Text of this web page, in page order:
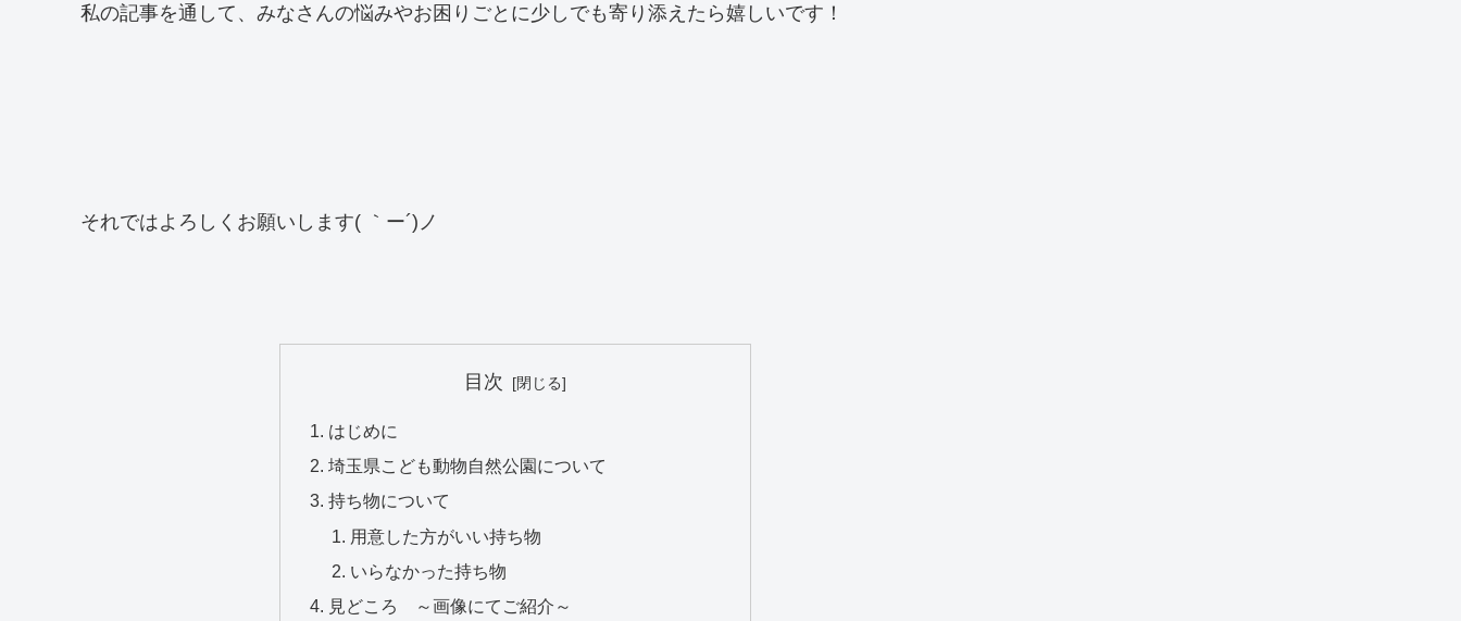
私の記事を通して、みなさんの悩みやお困りごとに少しでも寄り添えたら嬉しいです！
それではよろしくお願いします( ｀ー´)ノ
目次
はじめに
埼玉県こども動物自然公園について
持ち物について
用意した方がいい持ち物
いらなかった持ち物
見どころ ～画像にてご紹介～